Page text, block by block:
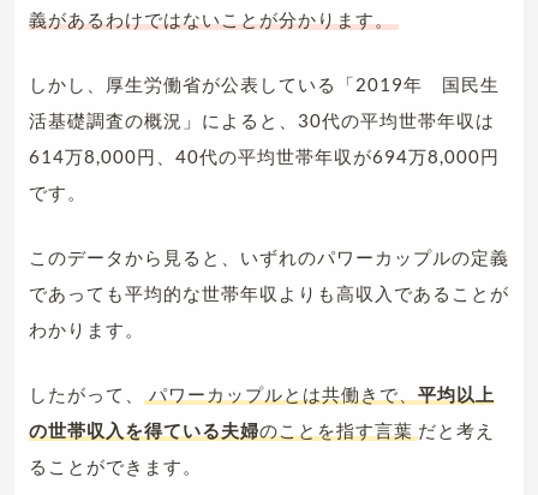
義があるわけではないことが分かります。
しかし、厚生労働省が公表している「2019年 国民生
活基礎調査の概況」によると、30代の平均世帯年収は
614万8,000円、40代の平均世帯年収が694万8,000円
です。
このデータから見ると、いずれのパワーカップルの定義
であっても平均的な世帯年収よりも高収入であることが
わかります。
したがって、 パワーカップルとは共働きで、 平均以上
の世帯収入を得ている夫婦のことを指す言葉 だと考え
ることができます。